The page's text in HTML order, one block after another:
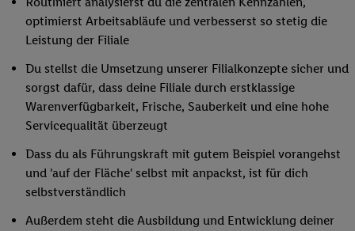
optimierst Arbeitsabläufe und verbesserst so stetig die
Leistung der Filiale
Du stellst die Umsetzung unserer Filialkonzepte sicher und
sorgst dafür, dass deine Filiale durch erstklassige
Warenverfügbarkeit, Frische, Sauberkeit und eine hohe
Servicequalität überzeugt
Dass du als Führungskraft mit gutem Beispiel vorangehst
und 'auf der Fläche' selbst mit anpackst, ist für dich
selbstverständlich
Außerdem steht die Ausbildung und Entwicklung deiner